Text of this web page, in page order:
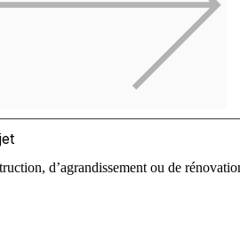
d’agrandissement ou de